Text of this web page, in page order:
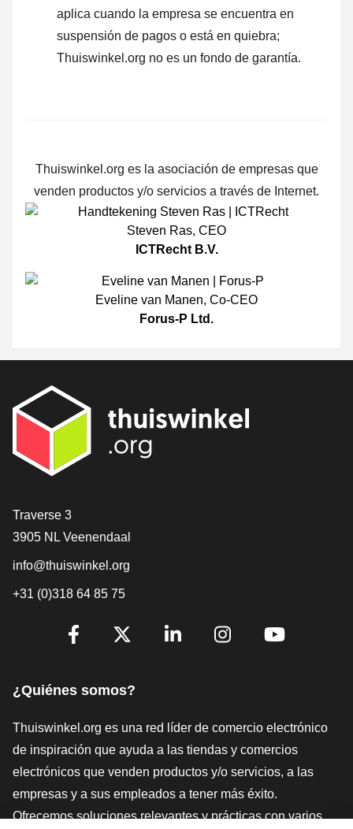
aplica cuando la empresa se encuentra en
suspensión de pagos o está en quiebra;
Thuiswinkel.org no es un fondo de garantía.
Thuiswinkel.org es la asociación de empresas que
venden productos y/o servicios a través de Internet.
Steven Ras, CEO
ICTRecht B.V.
Eveline van Manen, Co-CEO
Forus-P Ltd.
[_General:Contact]
Traverse 3
3905 NL Veenendaal
info@thuiswinkel.org
+31 (0)318 64 85 75
[_General:SocialMediaTitle]
¿Quiénes somos?
Thuiswinkel.org es una red líder de comercio electrónico
de inspiración que ayuda a las tiendas y comercios
electrónicos que venden productos y/o servicios, a las
empresas y a sus empleados a tener más éxito.
Ofrecemos soluciones relevantes y prácticas con varios